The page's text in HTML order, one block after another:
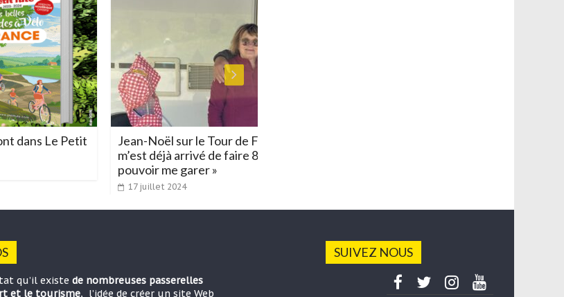
Petit
Jean-Noël sur le Tour de France cycliste : « Il
m’est déjà arrivé de faire 80 kms avant de
pouvoir me garer »
17 juillet 2024
qu’il existe de nombreuses passerelles
et le tourisme, l’idée de créer un site Web
SUIVEZ NOUS